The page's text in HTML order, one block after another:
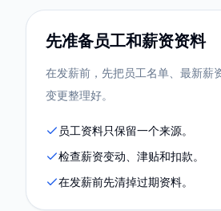
先准备员工和薪资资料
在发薪前，先把员工名单、最新薪
变更整理好。
员工资料只保留一个来源。
检查薪资变动、津贴和扣款。
在发薪前先清掉过期资料。